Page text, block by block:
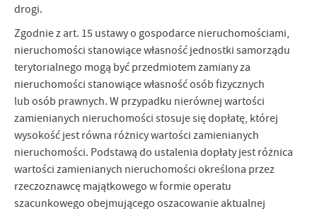
drogi.
Zgodnie z art. 15 ustawy o gospodarce nieruchomościami,
nieruchomości stanowiące własność jednostki samorządu
terytorialnego mogą być przedmiotem zamiany za
nieruchomości stanowiące własność osób fizycznych
lub osób prawnych. W przypadku nierównej wartości
zamienianych nieruchomości stosuje się dopłatę, której
wysokość jest równa różnicy wartości zamienianych
nieruchomości. Podstawą do ustalenia dopłaty jest różnica
wartości zamienianych nieruchomości określona przez
rzeczoznawcę majątkowego w formie operatu
szacunkowego obejmującego oszacowanie aktualnej